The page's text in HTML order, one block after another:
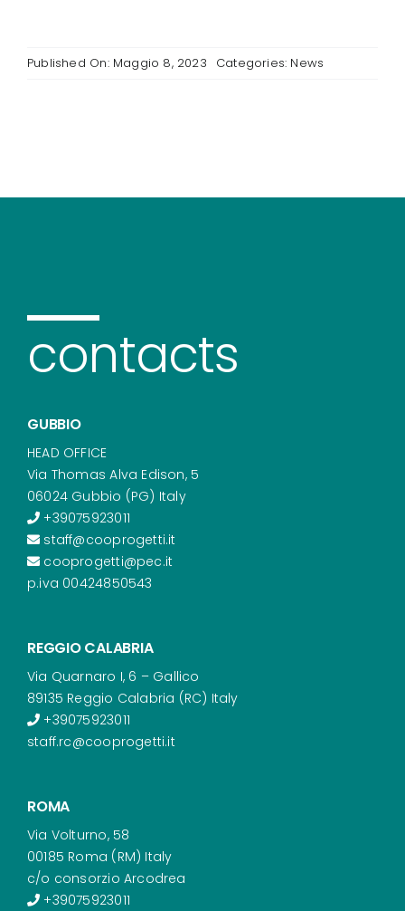
Published On: Maggio 8, 2023 Categories: News
contacts
GUBBIO
HEAD OFFICE
Via Thomas Alva Edison, 5
06024 Gubbio (PG) Italy
+39075923011
staff@cooprogetti.it
cooprogetti@pec.it
p.iva 00424850543
REGGIO CALABRIA
Via Quarnaro I, 6 – Gallico
89135 Reggio Calabria (RC) Italy
+39075923011
staff.rc@cooprogetti.it
ROMA
Via Volturno, 58
00185 Roma (RM) Italy
c/o consorzio Arcodrea
+39075923011